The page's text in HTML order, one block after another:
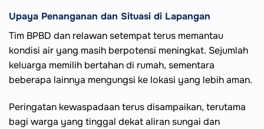
Upaya Penanganan dan Situasi di Lapangan
Tim BPBD dan relawan setempat terus memantau
kondisi air yang masih berpotensi meningkat. Sejumlah
keluarga memilih bertahan di rumah, sementara
beberapa lainnya mengungsi ke lokasi yang lebih aman.
Peringatan kewaspadaan terus disampaikan, terutama
bagi warga yang tinggal dekat aliran sungai dan